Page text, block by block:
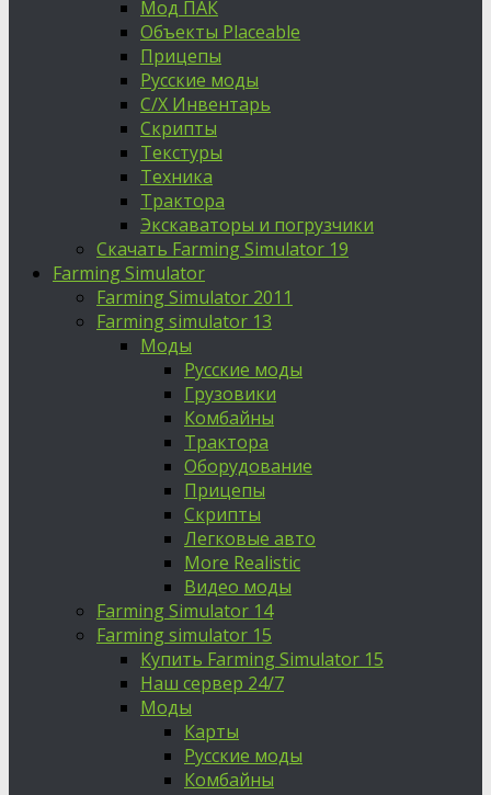
Мод ПАК
Объекты Placeable
Прицепы
Русские моды
С/Х Инвентарь
Скрипты
Текстуры
Техника
Трактора
Экскаваторы и погрузчики
Скачать Farming Simulator 19
Farming Simulator
Farming Simulator 2011
Farming simulator 13
Моды
Русские моды
Грузовики
Комбайны
Трактора
Оборудование
Прицепы
Скрипты
Легковые авто
More Realistic
Видео моды
Farming Simulator 14
Farming simulator 15
Купить Farming Simulator 15
Наш сервер 24/7
Моды
Карты
Русские моды
Комбайны